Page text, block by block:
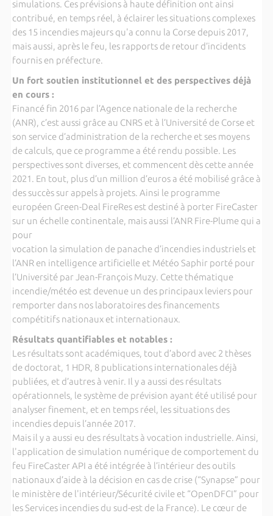
simulations. Ces prévisions à haute définition ont ainsi
contribué, en temps réel, à éclairer les situations complexes
des 15 incendies majeurs qu'a connu la Corse depuis 2017,
mais aussi, après le feu, les rapports de retour d’incidents
fournis en préfecture.
Un fort soutien institutionnel et des perspectives déjà
en cours :
Financé fin 2016 par l’Agence nationale de la recherche
(ANR), c’est aussi grâce au CNRS et à l’Université de Corse et
son service d’administration de la recherche et ses moyens
de calculs, que ce programme a été rendu possible. Les
perspectives sont diverses, et commencent dès cette année
2021. En tout, plus d’un million d’euros a été mobilisé grâce à
des succès sur appels à projets. Ainsi le programme
européen Green-Deal FireRes est destiné à porter FireCaster
sur un échelle continentale, mais aussi l’ANR Fire-Plume qui a
pour
vocation la simulation de panache d’incendies industriels et
l’ANR en intelligence artificielle et Météo Saphir porté pour
l’Université par Jean-François Muzy. Cette thématique
incendie/météo est devenue un des principaux leviers pour
remporter dans nos laboratoires des financements
compétitifs nationaux et internationaux.
Résultats quantifiables et notables :
Les résultats sont académiques, tout d’abord avec 2 thèses
de doctorat, 1 HDR, 8 publications internationales déjà
publiées, et d’autres à venir. Il y a aussi des résultats
opérationnels, le système de prévision ayant été utilisé pour
analyser finement, et en temps réel, les situations des
incendies depuis l’année 2017.
Mais il y a aussi eu des résultats à vocation industrielle. Ainsi,
l'application de simulation numérique de comportement du
feu FireCaster API a été intégrée à l’intérieur des outils
nationaux d’aide à la décision en cas de crise (“Synapse” pour
le ministère de l'intérieur/Sécurité civile et “OpenDFCI” pour
les Services incendies du sud-est de la France). Le cœur de